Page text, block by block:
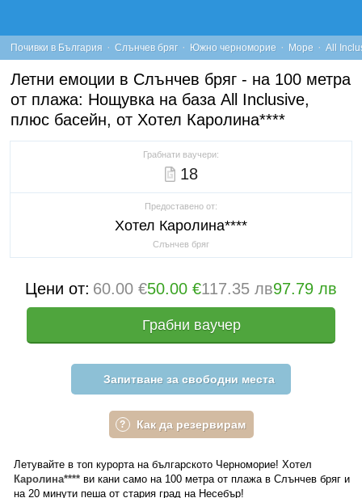
Почивки в България · Слънчев бряг · Южно черноморие · Море · All
Летни емоции в Слънчев бряг - на 100 метра
от плажа: Нощувка на база All Inclusive,
плюс басейн, от Хотел Каролина****
Грабнати ваучери:
18
Предоставено от:
Хотел Каролина****
Слънчев бряг
Цени от: 60.00 €50.00 €117.35 лв97.79 лв
Грабни ваучер
Запитване за свободни места
Как да резервирам
Летувайте в топ курорта на българското Черноморие! Хотел
Каролина**** ви кани само на 100 метра от плажа в Слънчев бряг и
на 20 минути пеша от стария град на Несебър!